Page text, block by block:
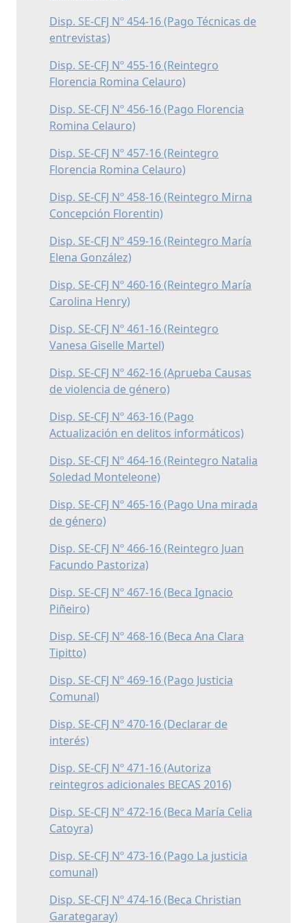
Disp. SE-CFJ Nº 454-16 (Pago Técnicas de
entrevistas)
Disp. SE-CFJ Nº 455-16 (Reintegro
Florencia Romina Celauro)
Disp. SE-CFJ Nº 456-16 (Pago Florencia
Romina Celauro)
Disp. SE-CFJ Nº 457-16 (Reintegro
Florencia Romina Celauro)
Disp. SE-CFJ Nº 458-16 (Reintegro Mirna
Concepción Florentin)
Disp. SE-CFJ Nº 459-16 (Reintegro María
Elena González)
Disp. SE-CFJ Nº 460-16 (Reintegro María
Carolina Henry)
Disp. SE-CFJ Nº 461-16 (Reintegro
Vanesa Giselle Martel)
Disp. SE-CFJ Nº 462-16 (Aprueba Causas
de violencia de género)
Disp. SE-CFJ Nº 463-16 (Pago
Actualización en delitos informáticos)
Disp. SE-CFJ Nº 464-16 (Reintegro Natalia
Soledad Monteleone)
Disp. SE-CFJ Nº 465-16 (Pago Una mirada
de género)
Disp. SE-CFJ Nº 466-16 (Reintegro Juan
Facundo Pastoriza)
Disp. SE-CFJ Nº 467-16 (Beca Ignacio
Piñeiro)
Disp. SE-CFJ Nº 468-16 (Beca Ana Clara
Tipitto)
Disp. SE-CFJ Nº 469-16 (Pago Justicia
Comunal)
Disp. SE-CFJ Nº 470-16 (Declarar de
interés)
Disp. SE-CFJ Nº 471-16 (Autoriza
reintegros adicionales BECAS 2016)
Disp. SE-CFJ Nº 472-16 (Beca María Celia
Catoyra)
Disp. SE-CFJ Nº 473-16 (Pago La justicia
comunal)
Disp. SE-CFJ Nº 474-16 (Beca Christian
Garategaray)